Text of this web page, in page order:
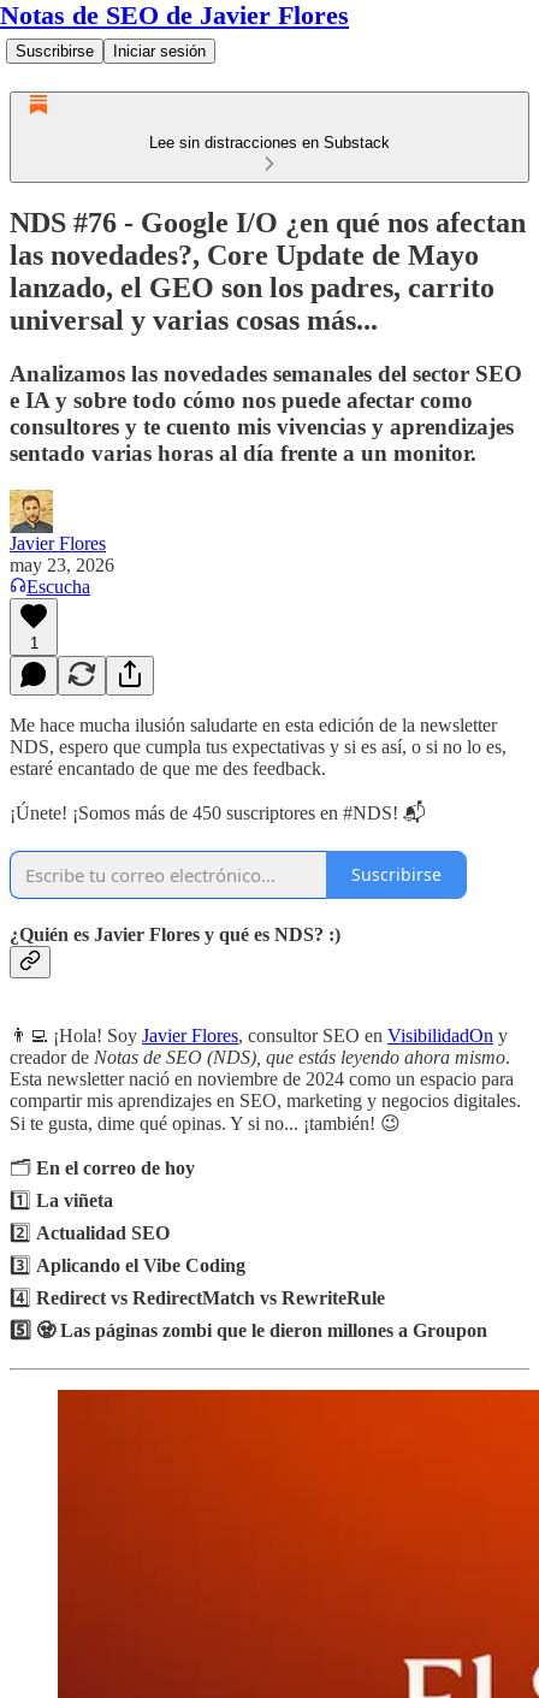
Notas de SEO de Javier Flores
Suscribirse Iniciar sesión
Lee sin distracciones en Substack
NDS #76 - Google I/O ¿en qué nos afectan
las novedades?, Core Update de Mayo
lanzado, el GEO son los padres, carrito
universal y varias cosas más...
Analizamos las novedades semanales del sector SEO
e IA y sobre todo cómo nos puede afectar como
consultores y te cuento mis vivencias y aprendizajes
sentado varias horas al día frente a un monitor.
Javier Flores
may 23, 2026
Escucha
1
Me hace mucha ilusión saludarte en esta edición de la newsletter
NDS, espero que cumpla tus expectativas y si es así, o si no lo es,
estaré encantado de que me des feedback.
¡Únete! ¡Somos más de 450 suscriptores en #NDS! 📬
Suscribirse
¿Quién es Javier Flores y qué es NDS? :)
👨‍💻 ¡Hola! Soy Javier Flores, consultor SEO en VisibilidadOn y
creador de Notas de SEO (NDS), que estás leyendo ahora mismo.
Esta newsletter nació en noviembre de 2024 como un espacio para
compartir mis aprendizajes en SEO, marketing y negocios digitales.
Si te gusta, dime qué opinas. Y si no... ¡también! 😉
🗂️ En el correo de hoy
1️⃣ La viñeta
2️⃣ Actualidad SEO
3️⃣ Aplicando el Vibe Coding
4️⃣ Redirect vs RedirectMatch vs RewriteRule
5️⃣ 🧟 Las páginas zombi que le dieron millones a Groupon